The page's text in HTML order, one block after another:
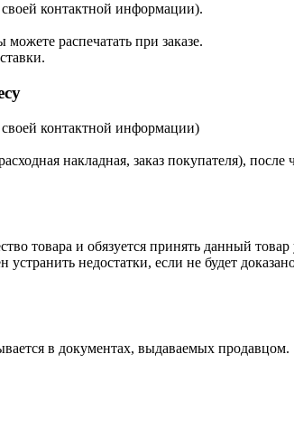
контактной информации).
распечатать при заказе.
своей контактной информации)
накладная, заказ покупателя), после
товара и обязуется принять данный
недостатки, если не будет
в документах, выдаваемых продавцом.